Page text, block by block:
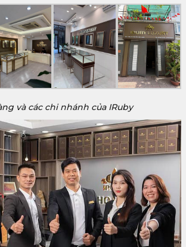
và các chi nhánh của IRuby